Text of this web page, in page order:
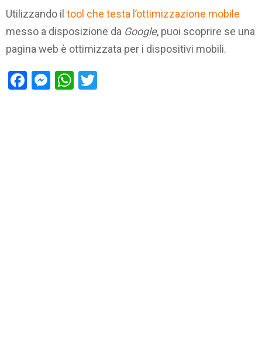
Utilizzando il tool che testa l’ottimizzazione mobile
messo a disposizione da Google, puoi scoprire se una
pagina web è ottimizzata per i dispositivi mobili.
Facebook
Messenger
WhatsApp